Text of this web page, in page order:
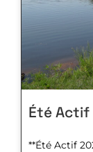
Été Actif
**Été Actif